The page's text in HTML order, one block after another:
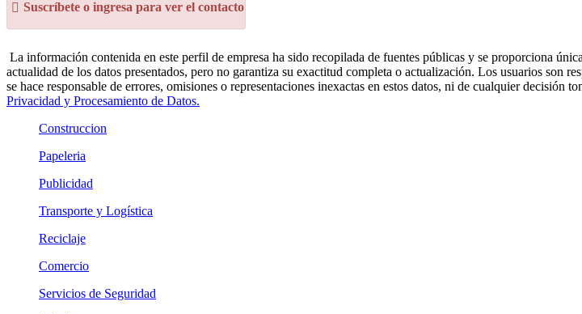
Suscríbete o ingresa para ver el contacto
La información contenida en este perfil de empresa ha sido recopilada de fuentes públicas y se proporciona
actualidad de los datos presentados, pero no garantiza su exactitud completa o actualización. Los usuarios
se hace responsable de errores, omisiones o representaciones inexactas en estos datos, ni de cualquier decisión
Privacidad y Procesamiento de Datos.
Construccion
Papeleria
Publicidad
Transporte y Logística
Reciclaje
Comercio
Servicios de Seguridad